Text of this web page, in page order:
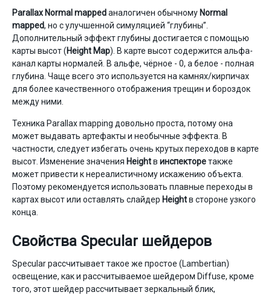
Parallax Normal mappedаналогичен обычному Normal
mapped, но с улучшенной симуляцией “глубины”.
Дополнительный эффект глубины достигается с помощью
карты высот (Height Map). В карте высот содержится альфа-
канал карты нормалей. В альфе, чёрное - 0, а белое - полная
глубина. Чаще всего это используется на камнях/кирпичах
для более качественного отображения трещин и бороздок
между ними.
Техника Parallax mapping довольно проста, потому она
может выдавать артефакты и необычные эффекта. В
частности, следует избегать очень крутых переходов в карте
высот. Изменение значения Heightв инспекторетакже
может привести к нереалистичному искажению объекта.
Поэтому рекомендуется использовать плавные переходы в
картах высот или оставлять слайдер Heightв стороне узкого
конца.
Свойства Specular шейдеров
Specular рассчитывает такое же простое (Lambertian)
освещение, как и рассчитываемое шейдером Diffuse, кроме
того, этот шейдер рассчитывает зеркальный блик,